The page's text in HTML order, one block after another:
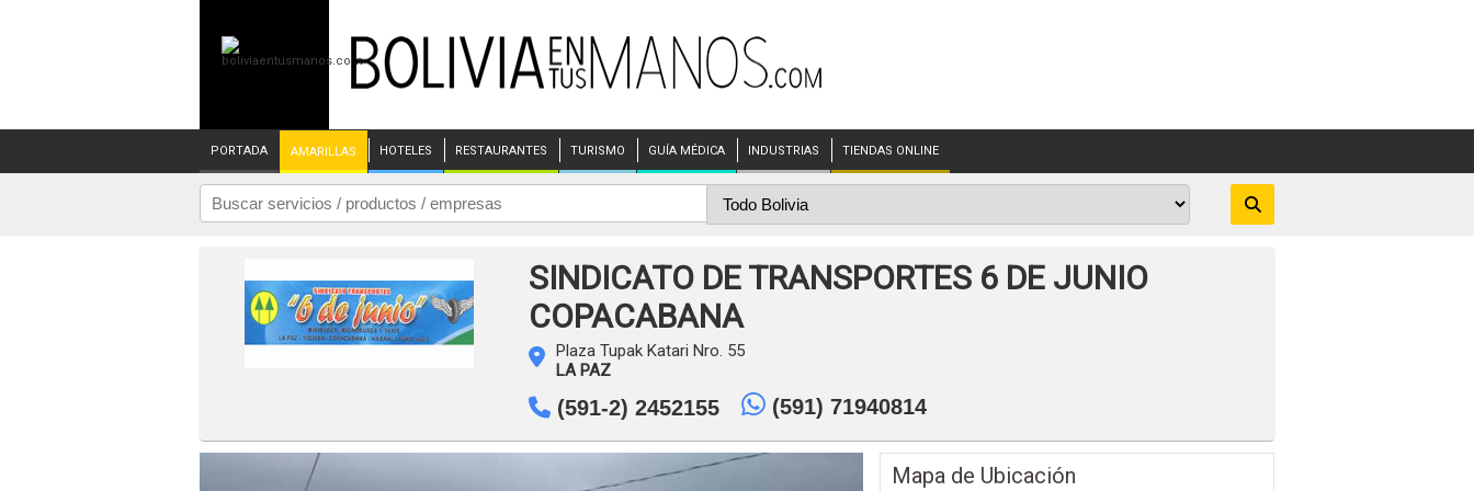
PORTADA AMARILLAS HOTELES RESTAURANTES TURISMO GUÍA MÉDICA INDUSTRIAS TIENDAS ONLINE
SINDICATO DE TRANSPORTES 6 DE JUNIO
COPACABANA
Plaza Tupak Katari Nro. 55
LA PAZ
(591-2) 2452155 (591) 71940814
Mapa de Ubicación